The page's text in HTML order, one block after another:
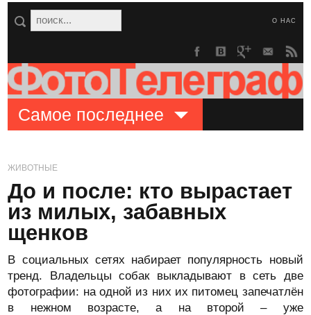
О НАС
Самое последнее
ЖИВОТНЫЕ
До и после: кто вырастает
из милых, забавных
щенков
В социальных сетях набирает популярность новый
тренд. Владельцы собак выкладывают в сеть две
фотографии: на одной из них их питомец запечатлён
в нежном возрасте, а на второй – уже